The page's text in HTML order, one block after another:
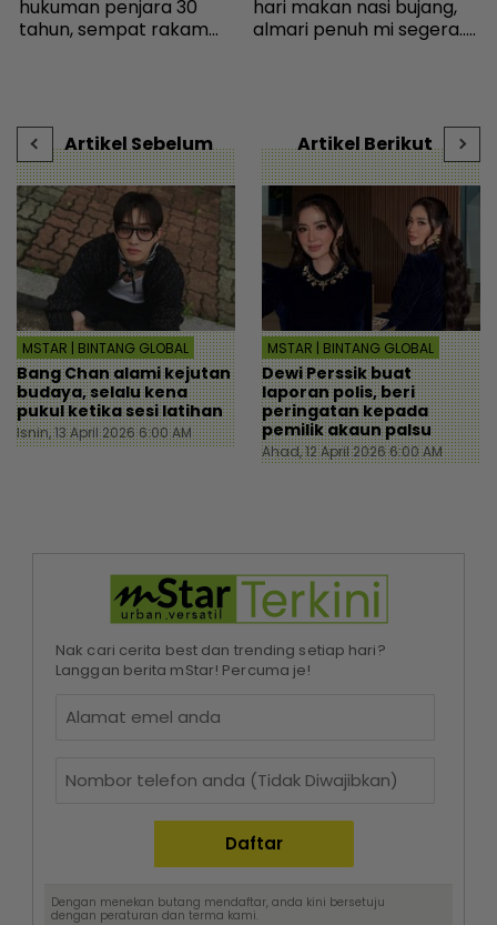
hukuman penjara 30
tahun, sempat rakam
hari makan nasi bujang,
almari penuh mi segera...
Artikel Sebelum
MSTAR | BINTANG GLOBAL
Bang Chan alami kejutan
budaya, selalu kena
pukul ketika sesi latihan
Isnin, 13 April 2026 6:00 AM
Artikel Berikut
MSTAR | BINTANG GLOBAL
Dewi Perssik buat
laporan polis, beri
peringatan kepada
pemilik akaun palsu
Ahad, 12 April 2026 6:00 AM
Nak cari cerita best dan trending setiap hari?
Langgan berita mStar! Percuma je!
Dengan menekan butang mendaftar, anda kini bersetuju
dengan peraturan dan terma kami.